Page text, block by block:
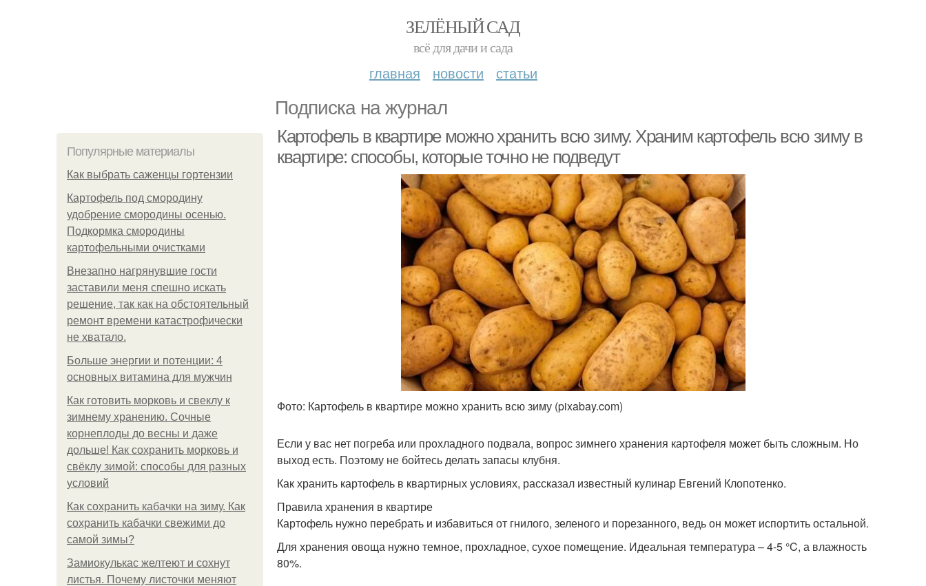
ЗЕЛЁНЫЙ САД
всё для дачи и сада
главная новости статьи
Подписка на журнал
Популярные материалы
Как выбрать саженцы гортензии
Картофель под смородину
удобрение смородины осенью.
Подкормка смородины
картофельными очистками
Внезапно нагрянувшие гости
заставили меня спешно искать
решение, так как на обстоятельный
ремонт времени катастрофически
не хватало.
Больше энергии и потенции: 4
основных витамина для мужчин
Как готовить морковь и свеклу к
зимнему хранению. Сочные
корнеплоды до весны и даже
дольше! Как сохранить морковь и
свёклу зимой: способы для разных
условий
Как сохранить кабачки на зиму. Как
сохранить кабачки свежими до
самой зимы?
Замиокулькас желтеют и сохнут
листья. Почему листочки меняют
Картофель в квартире можно хранить всю зиму. Храним картофель всю зиму в
квартире: способы, которые точно не подведут
Фото: Картофель в квартире можно хранить всю зиму (pixabay.com)
Если у вас нет погреба или прохладного подвала, вопрос зимнего хранения картофеля может быть сложным. Но
выход есть. Поэтому не бойтесь делать запасы клубня.
Как хранить картофель в квартирных условиях, рассказал известный кулинар Евгений Клопотенко.
Правила хранения в квартире
Картофель нужно перебрать и избавиться от гнилого, зеленого и порезанного, ведь он может испортить остальной.
Для хранения овоща нужно темное, прохладное, сухое помещение. Идеальная температура – 4-5 °C, а влажность
80%.